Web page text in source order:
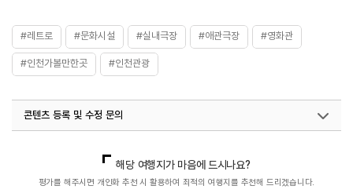
#레트로 #문화시설 #실내극장 #애관극장 #영화관
#인천가볼만한곳 #인천관광
콘텐츠 등록 및 수정 문의
해당 여행지가 마음에 드시나요?
평가를 해주시면 개인화 추천 시 활용하여 최적의 여행지를 추천해 드리겠습니다.